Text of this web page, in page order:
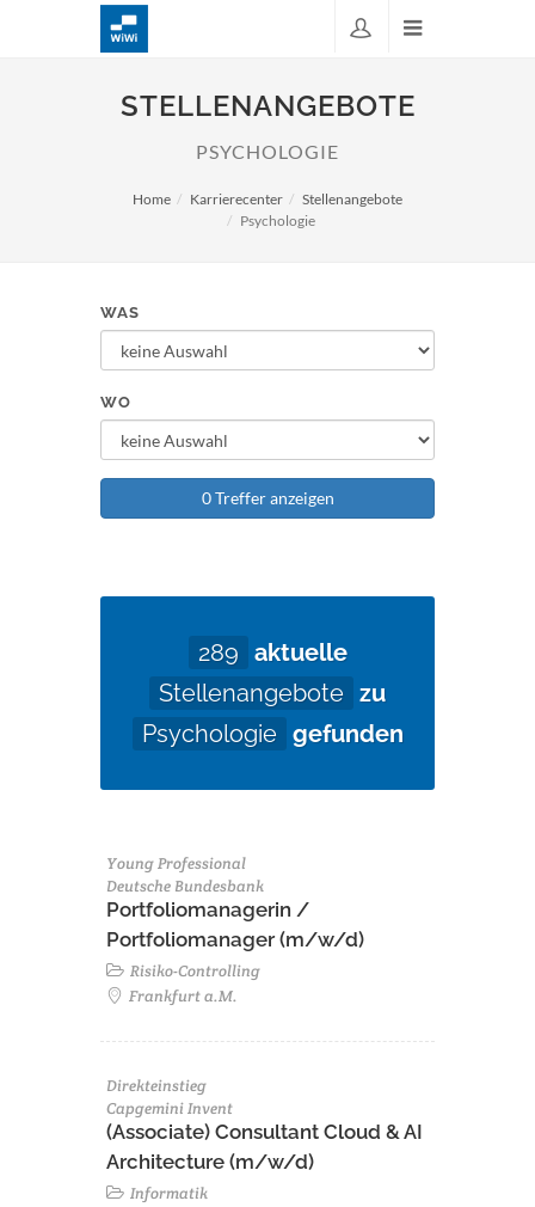
STELLENANGEBOTE
PSYCHOLOGIE
Home Karrierecenter
Stellenangebote
Psychologie
WAS
WO
0 Treffer anzeigen
289 aktuelle
Stellenangebote zu
Psychologie gefunden
Young Professional
Deutsche Bundesbank
Portfoliomanagerin /
Portfoliomanager (m/w/d)
Risiko-Controlling
Frankfurt a.M.
Direkteinstieg
Capgemini Invent
(Associate) Consultant Cloud & AI
Architecture (m/w/d)​ ​
Informatik